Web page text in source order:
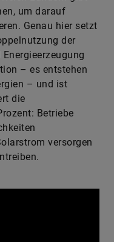
der
– es entstehen
– und ist
die
Betriebe
versorgen